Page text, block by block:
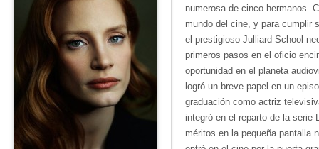
numerosa de cinco hermanos.
mundo del cine, y para cumplir
el prestigioso Julliard School
primeros pasos en el oficio
oportunidad en el planeta
logró un breve papel en un
graduación como actriz
integró en el reparto de la serie
méritos en la pequeña pantalla